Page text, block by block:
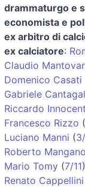
drammaturgo e
economista e
ex arbitro di
ex calciatore:
Claudio
Domenico Casati
Gabriele
Riccardo
Francesco Rizzo (
Luciano Manni (
Roberto
Mario Tomy (7/11)
Renato Cappellini